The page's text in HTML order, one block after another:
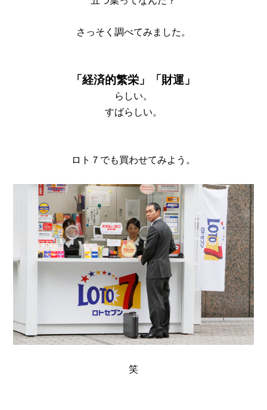
さっそく調べてみました。
「経済的繁栄」「財運」
らしい。
すばらしい。
ロト７でも買わせてみよう。
笑